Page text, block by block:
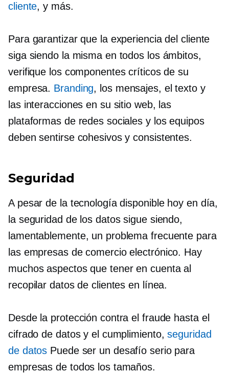
cliente, y más.
Para garantizar que la experiencia del cliente
siga siendo la misma en todos los ámbitos,
verifique los componentes críticos de su
empresa. Branding, los mensajes, el texto y
las interacciones en su sitio web, las
plataformas de redes sociales y los equipos
deben sentirse cohesivos y consistentes.
Seguridad
A pesar de la tecnología disponible hoy en día,
la seguridad de los datos sigue siendo,
lamentablemente, un problema frecuente para
las empresas de comercio electrónico. Hay
muchos aspectos que tener en cuenta al
recopilar datos de clientes en línea.
Desde la protección contra el fraude hasta el
cifrado de datos y el cumplimiento,seguridad
de datos Puede ser un desafío serio para
empresas de todos los tamaños.